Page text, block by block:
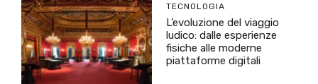
TECNOLOGIA
L’evoluzione del viaggio
ludico: dalle esperienze
fisiche alle moderne
piattaforme digitali